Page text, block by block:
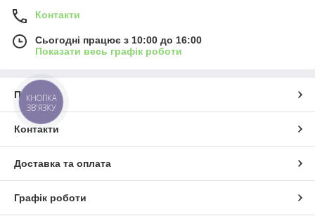
Контакти
Сьогодні працює з 10:00 до 16:00
Показати весь графік роботи
Про нас
Контакти
Доставка та оплата
Графік роботи
КНОПКА
ЗВ'ЯЗКУ